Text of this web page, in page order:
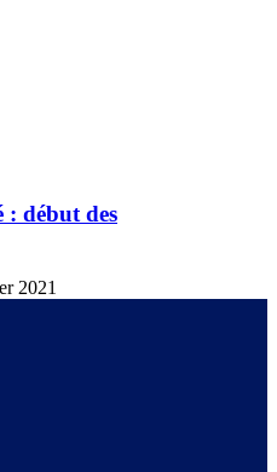
: début des
2021